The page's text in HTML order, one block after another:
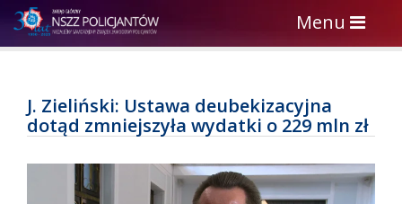
Toggle
navigation
Menu
J. Zieliński: Ustawa deubekizacyjna
dotąd zmniejszyła wydatki o 229 mln zł